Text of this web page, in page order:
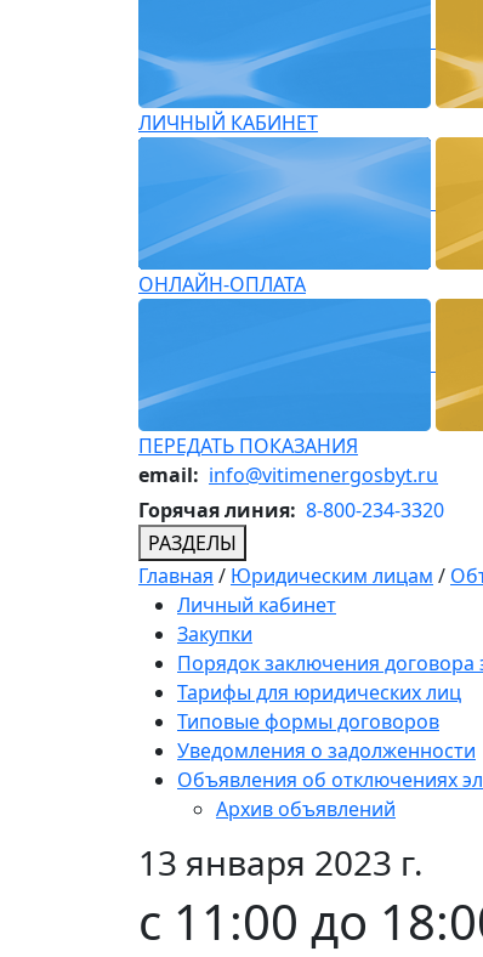
ЛИЧНЫЙ КАБИНЕТ
ОНЛАЙН-ОПЛАТА
ПЕРЕДАТЬ ПОКАЗАНИЯ
email: info@vitimenergosbyt.ru
Горячая линия: 8-800-234-3320
РАЗДЕЛЫ
Главная / Юридическим лицам /
Личный кабинет
Закупки
Порядок заключения договора
Тарифы для юридических лиц
Типовые формы договоров
Уведомления о задолженности
Объявления об отключениях
Архив объявлений
13 января 2023 г.
с 11:00 до